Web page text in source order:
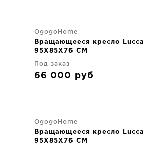
OgogoHome
Вращающееся кресло Lucca
95X85X76 CM
Под заказ
66 000 руб
OgogoHome
Вращающееся кресло Lucca
95X85X76 CM